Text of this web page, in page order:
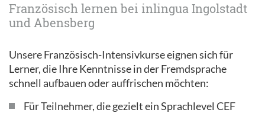
Französisch lernen bei inlingua Ingolstadt
und Abensberg
Unsere Französisch-Intensivkurse eignen sich für
Lerner, die Ihre Kenntnisse in der Fremdsprache
schnell aufbauen oder auffrischen möchten:
Für Teilnehmer, die gezielt ein Sprachlevel CEF